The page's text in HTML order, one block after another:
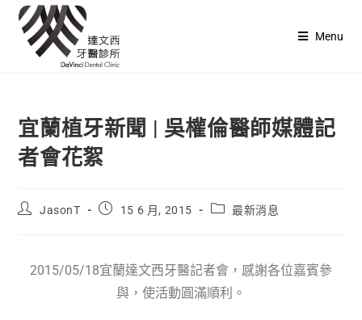
Menu
宜蘭植牙新聞 | 吳權倫醫師媒體記
者會花絮
JasonT 15 6 月, 2015 最新消息
2015/05/18宜蘭達文西牙醫記者會，感謝各位嘉賓參
與，使活動圓滿順利。